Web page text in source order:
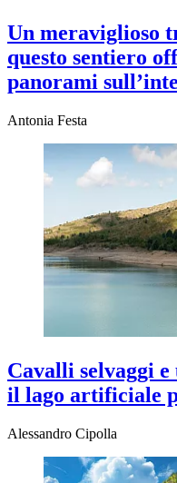
Un meraviglioso
questo sentiero
panorami
Antonia Festa
Cavalli selvaggi e
il lago artificiale
Alessandro Cipolla